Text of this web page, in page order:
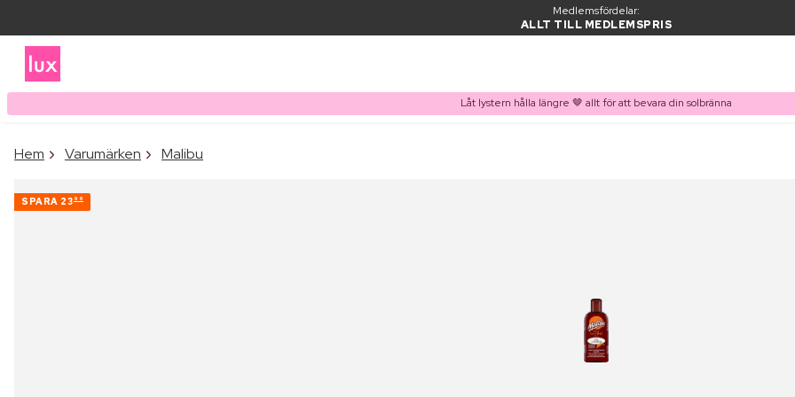
Medlemsfördelar:
ALLT TILL MEDLEMSPRIS
Låt lystern hålla längre 🤎 allt för att bevara din solbränna
Hem Varumärken Malibu
SPARA 23 96